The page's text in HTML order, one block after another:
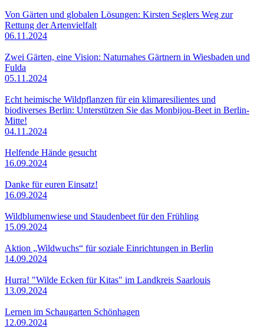
Von Gärten und globalen Lösungen: Kirsten Seglers Weg zur
Rettung der Artenvielfalt
06.11.2024
Zwei Gärten, eine Vision: Naturnahes Gärtnern in Wiesbaden und
Fulda
05.11.2024
Echt heimische Wildpflanzen für ein klimaresilientes und
biodiverses Berlin: Unterstützen Sie das Monbijou-Beet in Berlin-
Mitte!
04.11.2024
Helfende Hände gesucht
16.09.2024
Danke für euren Einsatz!
16.09.2024
Wildblumenwiese und Staudenbeet für den Frühling
15.09.2024
Aktion „Wildwuchs“ für soziale Einrichtungen in Berlin
14.09.2024
Hurra! "Wilde Ecken für Kitas" im Landkreis Saarlouis
13.09.2024
Lernen im Schaugarten Schönhagen
12.09.2024